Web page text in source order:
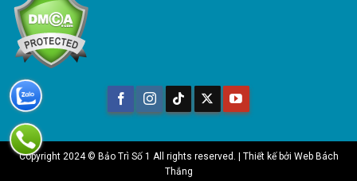
Copyright 2024 © Bảo Trì Số 1 All rights reserved. | Thiết kế bởi Web Bách
Thắng